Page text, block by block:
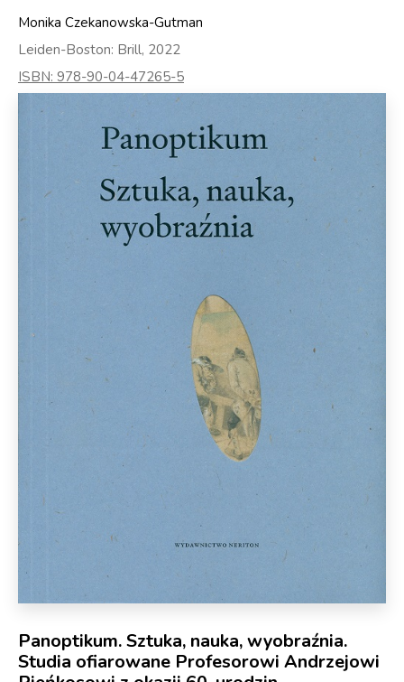
Monika Czekanowska-Gutman
Leiden-Boston: Brill, 2022
ISBN: 978-90-04-47265-5
Panoptikum. Sztuka, nauka, wyobraźnia.
Studia ofiarowane Profesorowi Andrzejowi